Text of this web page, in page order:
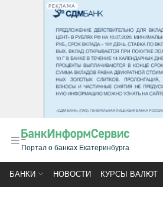
РЕКЛАМА
Портал о банках Екатеринбурга
БАНКИ НОВОСТИ КУРСЫ ВАЛЮТ